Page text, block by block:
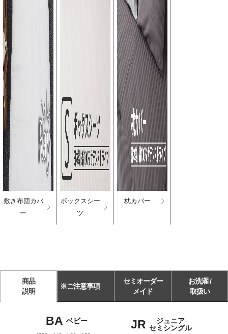
敷き布団カバ
ー
ボックスシー
ツ
枕カバー
商品
説明
※ご注意事項
セミオーダー
メイド
お洗濯 /
取扱い
BA ベビー JR
ジュニア
セミシングル